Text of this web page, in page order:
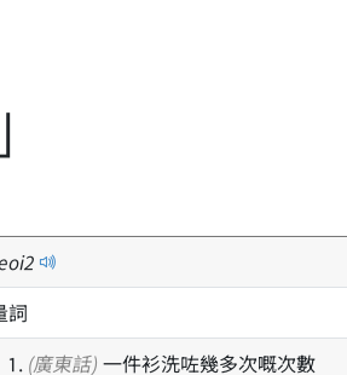
2
詞
(廣東話) 一件衫洗咗幾多次嘅次數